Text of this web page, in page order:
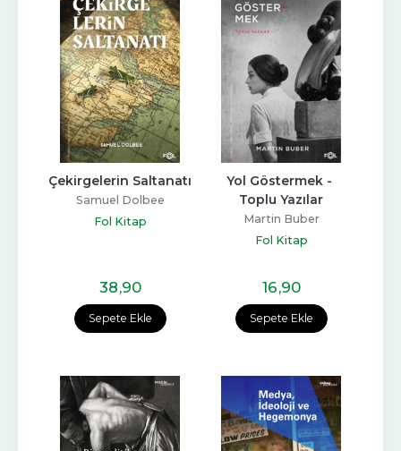
Sepete Ekle
Çekirgelerin Saltanatı
Samuel Dolbee
Fol Kitap
38,90
Sepete Ekle
Yol Göstermek -
Toplu Yazılar
Martin Buber
Fol Kitap
16,90